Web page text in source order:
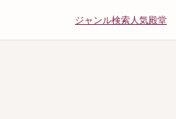
ジャンル検索人気殿堂